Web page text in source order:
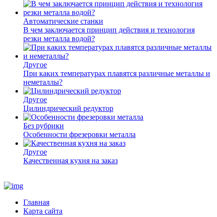
Автоматические станки
В чем заключается принцип действия и технология
резки металла водой?
Другое
При каких температурах плавятся различные металлы и
неметаллы?
Другое
Цилиндрический редуктор
Без рубрики
Особенности фрезеровки металла
Другое
Качественная кухня на заказ
Главная
Карта сайта